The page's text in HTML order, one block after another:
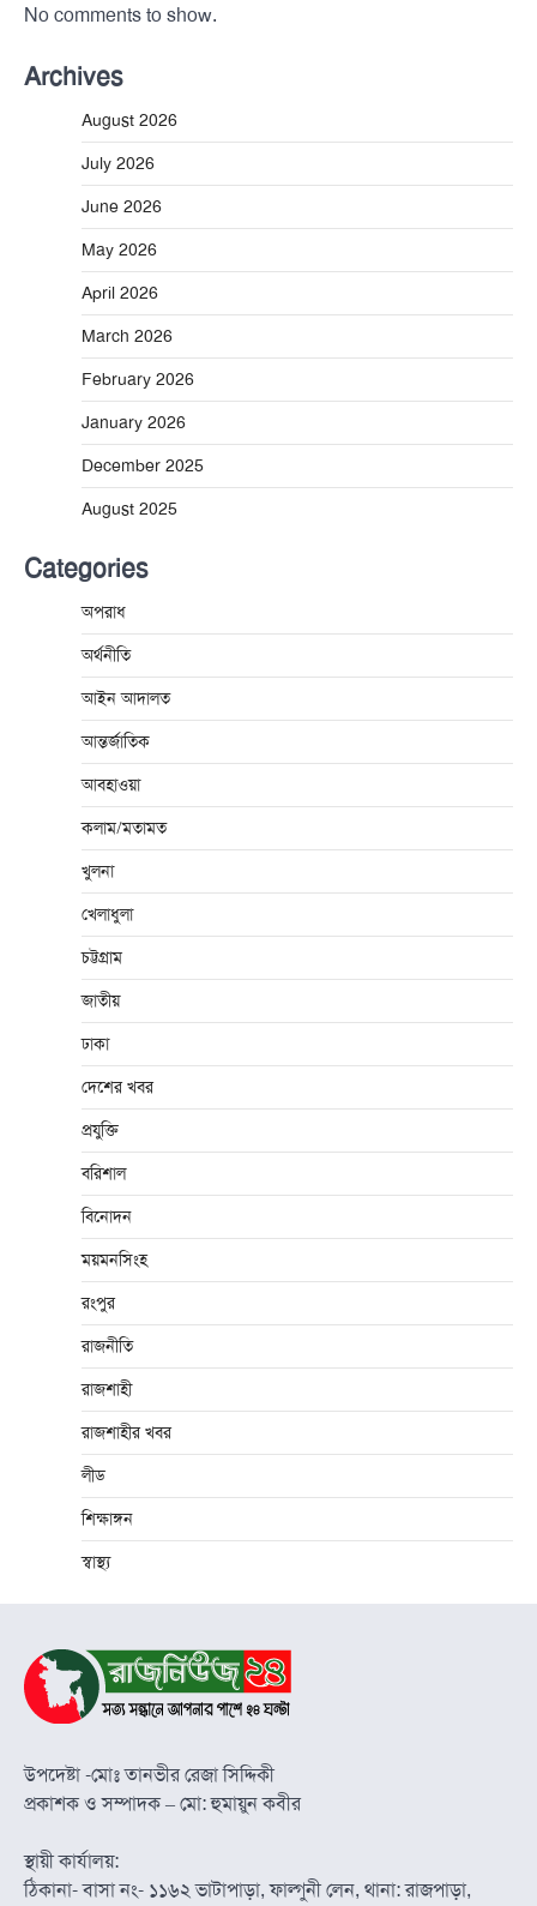
No comments to show.
Archives
August 2026
July 2026
June 2026
May 2026
April 2026
March 2026
February 2026
January 2026
December 2025
August 2025
Categories
অপরাধ
অর্থনীতি
আইন আদালত
আন্তর্জাতিক
আবহাওয়া
কলাম/মতামত
খুলনা
খেলাধুলা
চট্টগ্রাম
জাতীয়
ঢাকা
দেশের খবর
প্রযুক্তি
বরিশাল
বিনোদন
ময়মনসিংহ
রংপুর
রাজনীতি
রাজশাহী
রাজশাহীর খবর
লীড
শিক্ষাঙ্গন
স্বাস্থ্য
উপদেষ্টা -মোঃ তানভীর রেজা সিদ্দিকী
প্রকাশক ও সম্পাদক – মো: হুমায়ুন কবীর
স্থায়ী কার্যালয়:
ঠিকানা- বাসা নং- ১১৬২ ভাটাপাড়া, ফাল্গুনী লেন, থানা: রাজপাড়া,